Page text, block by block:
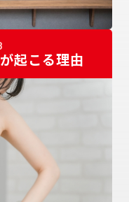
起こる理由